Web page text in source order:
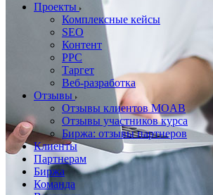
Проекты
Комплексные кейсы
SEO
Контент
PPC
Таргет
Веб-разработка
Отзывы
Отзывы клиентов MOAB
Отзывы участников курса
Биржа: отзывы партнеров
Клиенты
Партнерам
Биржа
Команда